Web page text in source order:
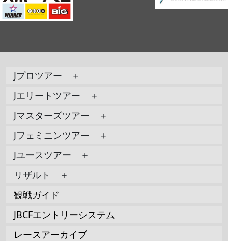
Jプロツアー ＋
Jエリートツアー ＋
Jマスターズツアー ＋
Jフェミニンツアー ＋
Jユースツアー ＋
リザルト ＋
観戦ガイド
JBCFエントリーシステム
レースアーカイブ